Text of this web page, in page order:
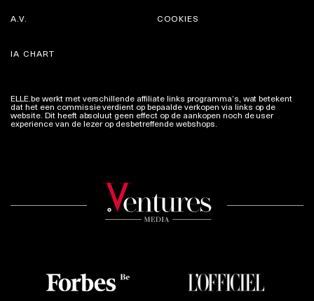
A.V.
IA CHART
COOKIES
ELLE.be werkt met verschillende affiliate links programma’s, wat betekent
dat het een commissie verdient op bepaalde verkopen via links op de
website. Dit heeft absoluut geen effect op de aankopen noch de user
experience van de lezer op desbetreffende webshops.